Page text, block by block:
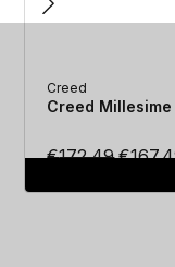
Creed
Creed
€172.49 €